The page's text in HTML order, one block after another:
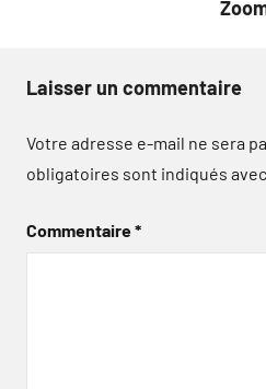
Laisser un commentaire
Votre adresse e-mail ne sera
obligatoires sont indiqués avec
Commentaire*